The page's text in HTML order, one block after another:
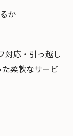
か
対応・引っ越し
柔軟なサービ